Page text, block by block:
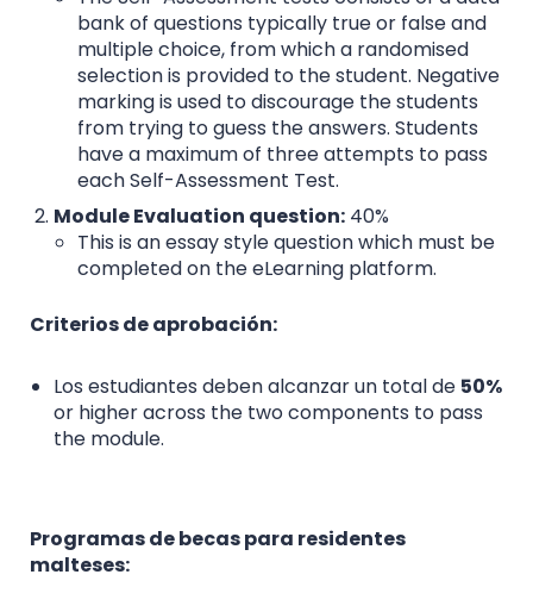
bank of questions typically true or false and
multiple choice, from which a randomised
selection is provided to the student. Negative
marking is used to discourage the students
from trying to guess the answers. Students
have a maximum of three attempts to pass
each Self-Assessment Test.
Module Evaluation question: 40%
This is an essay style question which must be
completed on the eLearning platform.
Criterios de aprobación:
Los estudiantes deben alcanzar un total de 50%
or higher across the two components to pass
the module.
Programas de becas para residentes
malteses: